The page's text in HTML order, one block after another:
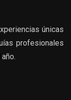
únicas
profesionales